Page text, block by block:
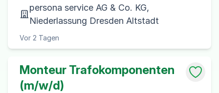
persona service AG & Co. KG,
Niederlassung Dresden Altstadt
Vor 2 Tagen
Monteur Trafokomponenten
(m/w/d)